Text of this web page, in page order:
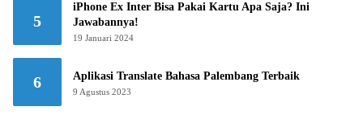
5
iPhone Ex Inter Bisa Pakai Kartu Apa Saja? Ini
Jawabannya!
19 Januari 2024
6 Aplikasi Translate Bahasa Palembang Terbaik
9 Agustus 2023